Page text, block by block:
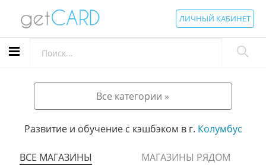
ЛИЧНЫЙ КАБИНЕТ
Все категории »
Развитие и обучение с кэшбэком в г. Колумбус
ВСЕ МАГАЗИНЫ МАГАЗИНЫ РЯДОМ